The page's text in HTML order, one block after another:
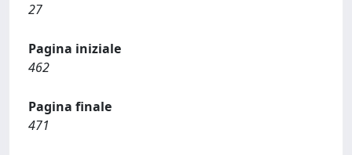
27
Pagina iniziale
462
Pagina finale
471